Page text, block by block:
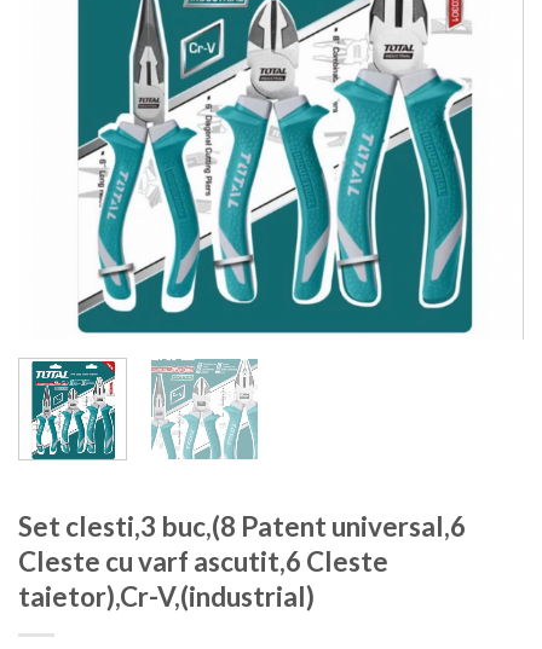
Set clesti,3 buc,(8 Patent universal,6
Cleste cu varf ascutit,6 Cleste
taietor),Cr-V,(industrial)